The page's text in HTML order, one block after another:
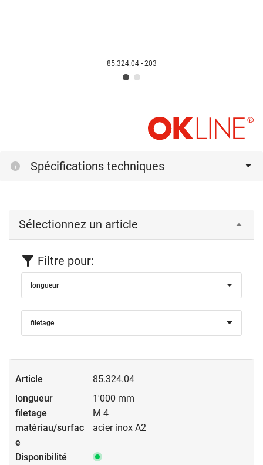
85.324.04 - 203
Spécifications techniques
Sélectionnez un article
Filtre pour:
longueur
filetage
85.324.04
1'000 mm
M 4
acier inox A2